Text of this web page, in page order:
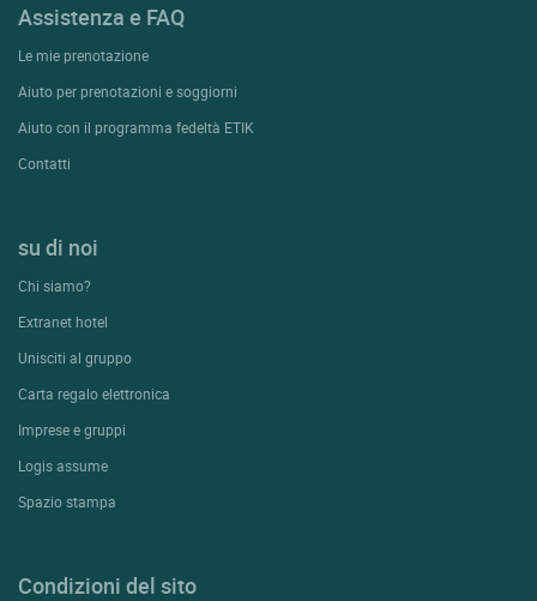
Assistenza e FAQ
Le mie prenotazione
Aiuto per prenotazioni e soggiorni
Aiuto con il programma fedeltà ETIK
Contatti
su di noi
Chi siamo?
Extranet hotel
Unisciti al gruppo
Carta regalo elettronica
Imprese e gruppi
Logis assume
Spazio stampa
Condizioni del sito